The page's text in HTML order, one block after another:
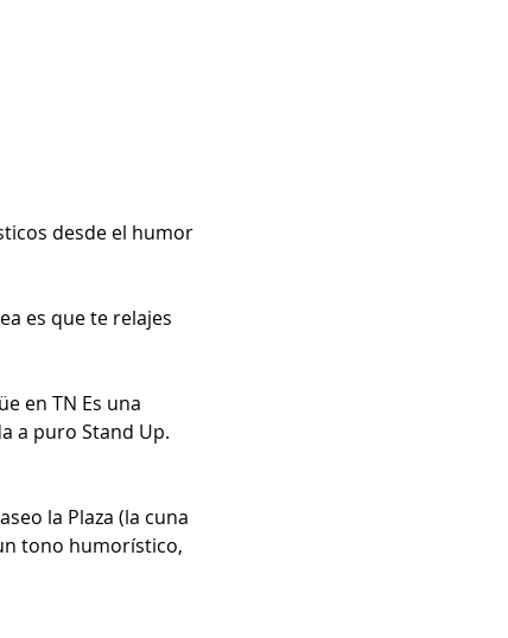
desde el humor
es que te relajes
en TN Es una
a puro Stand Up.
la Plaza (la cuna
tono humorístico,